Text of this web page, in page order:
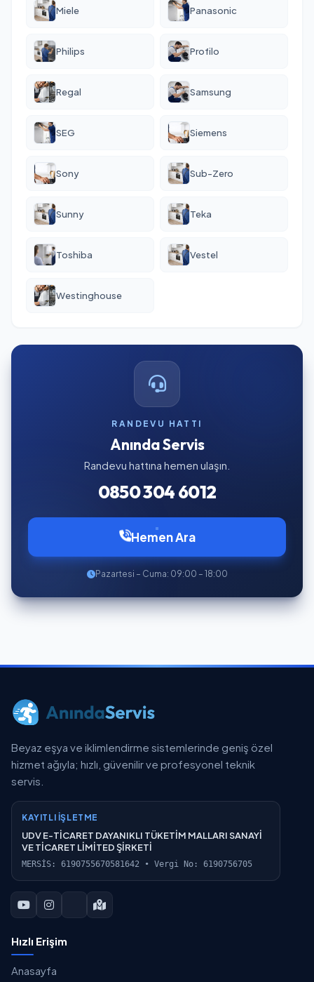
Miele Panasonic
Philips Profilo
Regal Samsung
SEG Siemens
Sony Sub-Zero
Sunny Teka
Toshiba Vestel
Westinghouse
RANDEVU HATTI
Anında Servis
Randevu hattına hemen ulaşın.
0850 304 6012
Hemen Ara
Pazartesi – Cuma: 09:00 – 18:00
Beyaz eşya ve iklimlendirme sistemlerinde geniş özel
hizmet ağıyla; hızlı, güvenilir ve profesyonel teknik
servis.
KAYITLI İŞLETME
UDV E-TİCARET DAYANIKLI TÜKETİM MALLARI SANAYİ
VE TİCARET LİMİTED ŞİRKETİ
MERSİS: 6190755670581642 • Vergi No: 6190756705
Hızlı Erişim
Anasayfa